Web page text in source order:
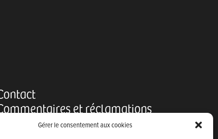
Gérer le consentement aux cookies
et réclamations
Accéder à la boutique en ligne